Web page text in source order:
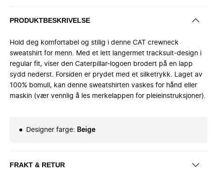
PRODUKTBESKRIVELSE
Hold deg komfortabel og stilig i denne CAT crewneck
sweatshirt for menn. Med et lett langermet tracksuit-design i
regular fit, viser den Caterpillar-logoen brodert på en lapp
sydd nederst. Forsiden er prydet med et silketrykk. Laget av
100% bomull, kan denne sweatshirten vaskes for hånd eller
maskin (vær vennlig å les merkelappen for pleieinstruksjoner).
Designer farge: Beige
FRAKT & RETUR